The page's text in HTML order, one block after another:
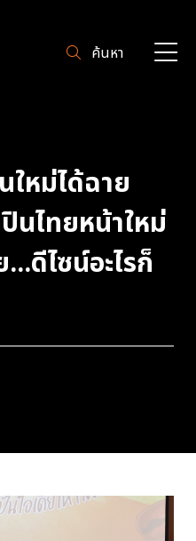
ค้นหา
ใหม่ได้ฉาย
นไทยหน้าใหม่
ดีไซน์อะไรก็